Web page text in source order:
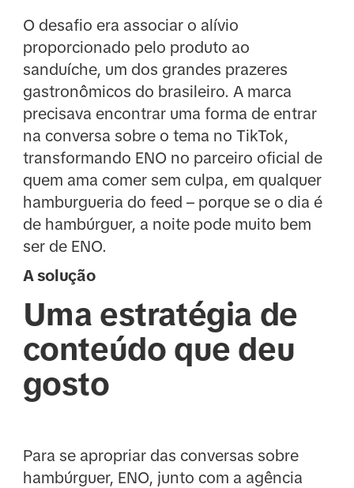
O desafio era associar o alívio
proporcionado pelo produto ao
sanduíche, um dos grandes prazeres
gastronômicos do brasileiro. A marca
precisava encontrar uma forma de entrar
na conversa sobre o tema no TikTok,
transformando ENO no parceiro oficial de
quem ama comer sem culpa, em qualquer
hamburgueria do feed – porque se o dia é
de hambúrguer, a noite pode muito bem
ser de ENO.
A solução
Uma estratégia de
conteúdo que deu
gosto
Para se apropriar das conversas sobre
hambúrguer, ENO, junto com a agência